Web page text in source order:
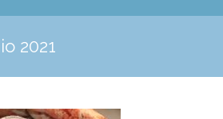
2021